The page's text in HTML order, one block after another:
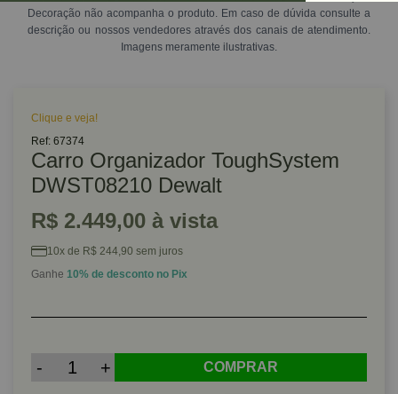
Decoração não acompanha o produto. Em caso de dúvida consulte a
descrição ou nossos vendedores através dos canais de atendimento.
Imagens meramente ilustrativas.
Clique e veja!
Ref: 67374
Carro Organizador ToughSystem
DWST08210 Dewalt
R$ 2.449,00 à vista
10x de R$ 244,90 sem juros
Ganhe 10% de desconto no Pix
- + COMPRAR